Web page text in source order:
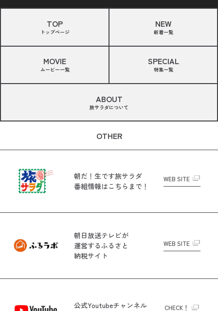
TOP
トップページ
NEW
新着一覧
MOVIE
ムービー一覧
SPECIAL
特集一覧
ABOUT
旅サラダについて
OTHER
朝だ！生です旅サラダ
番組情報はこちらまで！
WEB SITE
朝日放送テレビが
運営するふるさと
納税サイト
WEB SITE
公式Youtubeチャンネル
CHECK！